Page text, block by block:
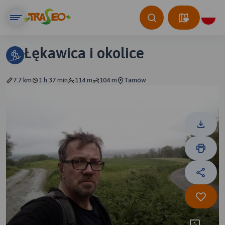
Łękawica i okolice
7.7 km 1 h 37 min 114 m 104 m Tarnów